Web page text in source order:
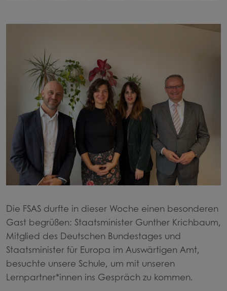
Learning Environment
After School Care
Entrance Class
Voluntary Working Groups
All-Day school
Press
Die FSAS durfte in dieser Woche einen besonderen
Gast begrüßen: Staatsminister Gunther Krichbaum,
Mitglied des Deutschen Bundestages und
Staatsminister für Europa im Auswärtigen Amt,
besuchte unsere Schule, um mit unseren
Lernpartner*innen ins Gespräch zu kommen.